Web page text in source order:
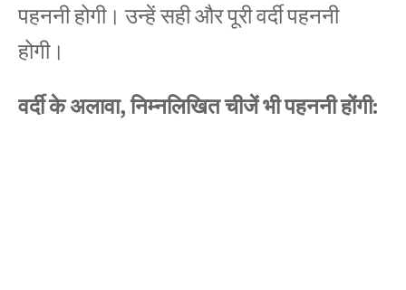
पहननी होगी। उन्हें सही और पूरी वर्दी पहननी
होगी।
वर्दी के अलावा, निम्नलिखित चीजें भी पहननी होंगी: